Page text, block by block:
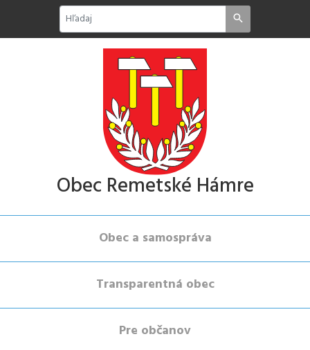
Obec Remetské Hámre
Obec a samospráva
Transparentná obec
Pre občanov